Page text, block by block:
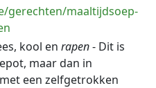
gerechten/maaltijdsoep-
kool en rapen- Dit is
maar dan in
een zelfgetrokken